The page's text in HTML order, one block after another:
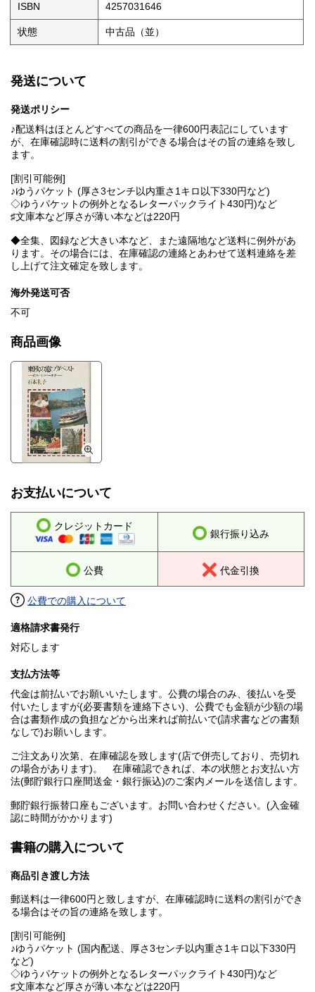
ISBN 4257031646
状態 中古品（並）
発送について
発送ポリシー
♪配送料はほとんどすべての商品を一律600円表記にしています
が、在庫確認時に送料の割引ができる場合はその旨の連絡を致し
ます。
[割引可能例]
♪ゆうパケット (厚さ3センチ以内重さ1キロ以下330円など)
◇ゆうパケットの例外となるレターパックライト430円)など
♯文庫本など厚さが薄い本などは220円
◆全集、図録など大きい本など、また遠隔地など送料に例外があ
ります。その場合には、在庫確認の連絡とあわせて送料連絡を差
し上げて注文確定を致します。
海外発送可否
不可
商品画像
お支払いについて
クレジットカード
銀行振り込み
公費 代金引換
公費での購入について
適格請求書発行
対応します
支払方法等
代金は前払いでお願いいたします。公費の場合のみ、後払いを受
付いたしますが(必要書類を連絡下さい)、公費でも金額が少額の場
合は書類作成の負担などから出来れば前払いで(請求書などの書類
なしで)お願いします。
ご注文あり次第、在庫確認を致します(店で併売しており、売切れ
の場合があります)。 在庫確認できれば、本の状態とお支払い方
法(郵貯銀行口座間送金・銀行振込)のご案内メールを送信します。
郵貯銀行振替口座もございます。お問い合わせください。(入金確
認に時間がかかります)
書籍の購入について
商品引き渡し方法
郵送料は一律600円と致しますが、在庫確認時に送料の割引ができ
る場合はその旨の連絡を致します。
[割引可能例]
♪ゆうパケット (国内配送、厚さ3センチ以内重さ1キロ以下330円
など)
◇ゆうパケットの例外となるレターパックライト430円)など
♯文庫本など厚さが薄い本などは220円